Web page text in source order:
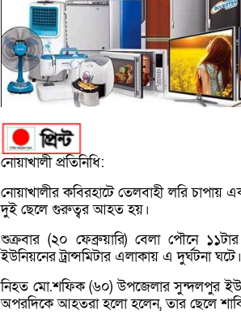
নোয়াখালী প্রতিনিধি:
নোয়াখালীর কবিরহাটে তেলবাহী লরি চাপায়
দুই ছেলে গুরুত্বর আহত হয়।
শুক্রবার (২০ ফেব্রুয়ারি) বেলা পৌনে
ইউনিয়নের ট্রান্সমিটার এলাকায় এ দুর্ঘটনা ঘটে।
নিহত মো.শফিক (৬০) উপজেলার সুন্দলপুর
অপরদিকে আহতরা হলো হলেন, তার ছেলে